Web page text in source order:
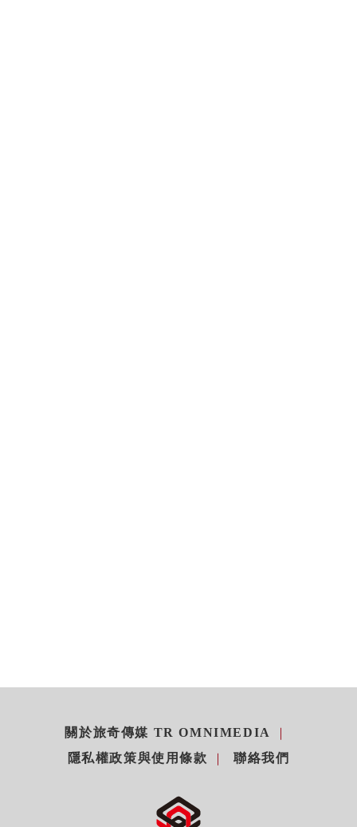
關於旅奇傳媒 TR OMNIMEDIA
隱私權政策與使用條款
聯絡我們